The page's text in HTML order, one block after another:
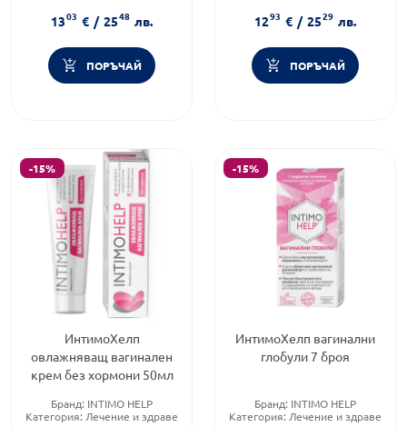
1303 € / 2548 лв.
ПОРЪЧАЙ
1293 € / 2529 лв.
ПОРЪЧАЙ
-15%
ИнтимоХелп
овлажняващ вагинален
крем без хормони 50мл
Бранд: INTIMO HELP
Категория: Лечение и здраве
-15%
ИнтимоХелп вагинални
глобули 7 броя
Бранд: INTIMO HELP
Категория: Лечение и здраве